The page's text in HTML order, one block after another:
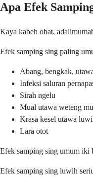
Apa Efek
Kaya kabeh obat,
Efek samping sing paling
Abang, bengkak,
Infeksi saluran
Sirah ngelu
Mual utawa weteng
Krasa kesel utawa
Lara otot
Efek samping sing umum iki
Efek samping sing luwih